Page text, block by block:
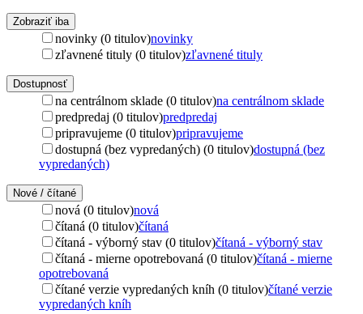
Zobraziť iba
novinky (0 titulov)novinky
zľavnené tituly (0 titulov)zľavnené tituly
Dostupnosť
na centrálnom sklade (0 titulov)na centrálnom sklade
predpredaj (0 titulov)predpredaj
pripravujeme (0 titulov)pripravujeme
dostupná (bez vypredaných) (0 titulov)dostupná (bez
vypredaných)
Nové / čítané
nová (0 titulov)nová
čítaná (0 titulov)čítaná
čítaná - výborný stav (0 titulov)čítaná - výborný stav
čítaná - mierne opotrebovaná (0 titulov)čítaná - mierne
opotrebovaná
čítané verzie vypredaných kníh (0 titulov)čítané verzie
vypredaných kníh